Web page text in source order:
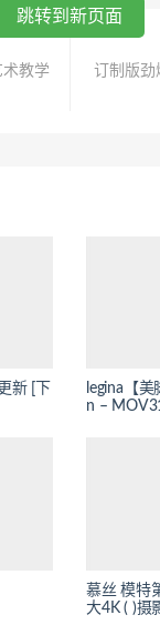
术教学
订制版劲
新 [下
legina【
n –
慕丝 模特
大4K ( )摄
跳转到新页面